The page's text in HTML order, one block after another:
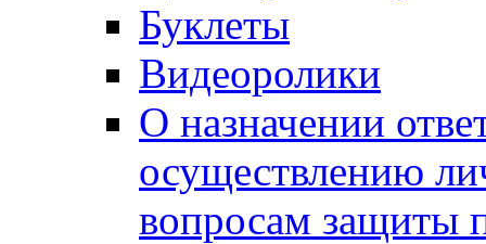
Буклеты
Видеоролики
О назначении
осуществлению
вопросам защиты